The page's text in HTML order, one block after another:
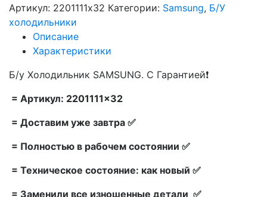
Артикул: 2201111x32 Категории: Samsung, Б/У
холодильники
Описание
Характеристики
Б/у Холодильник SAMSUNG. С Гарантией❗
= Артикул: 2201111×32
= Доставим уже завтра ✅
= Полностью в рабочем состоянии ✅
= Техническое состояние: как новый ✅
= Заменили все изношенные детали ✅